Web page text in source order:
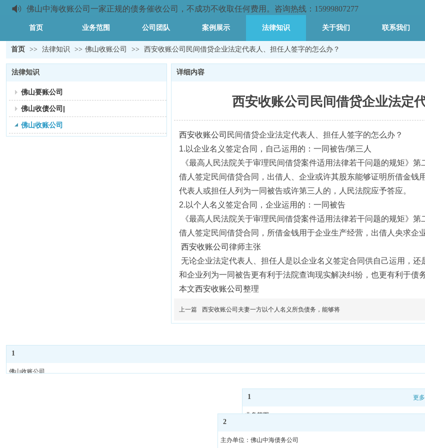
佛山中海收账公司一家正规的债务催收公司，不成功不收取任何费用。咨询热线：15999807277
首页 业务范围 公司团队 案例展示 法律知识 关于我们 联系我们
首页 >> 法律知识 >> 佛山收账公司 >> 西安收账公司​民间借贷企业法定代表人、担任人签字的怎么办？
法律知识
佛山要账公司
佛山收债公司|
佛山收账公司
详细内容
西安收账公司​民间借贷企业法定
西安收账公司 民间借贷企业法定代表人、担任人签字的怎么办？
1.以企业名义签定合同，自己运用的：一同被告/第三人
《最高人民法院关于审理民间借贷案件适用法律若干问题的规矩》
借人签定民间借贷合同，出借人、企业或许其股东能够证明所借金
代表人或担任人列为一同被告或许第三人的，人民法院应予答应。
2.以个人名义签定合同，企业运用的：一同被告
《最高人民法院关于审理民间借贷案件适用法律若干问题的规矩》
借人签定民间借贷合同，所借金钱用于企业生产经营，出借人央求企
西安收账公司 律师主张
无论企业法定代表人、担任人是以企业名义签定合同供自己运用，
和企业列为一同被告更有利于法院查询现实解决纠纷，也更有利于债
本文西安收账公司 整理
上一篇 西安收账公司​夫妻一方以个人名义所负债务，能够将
1
佛山收账公司
1 更多
业务范围
案例展示
2
主办单位：佛山中海债务公司